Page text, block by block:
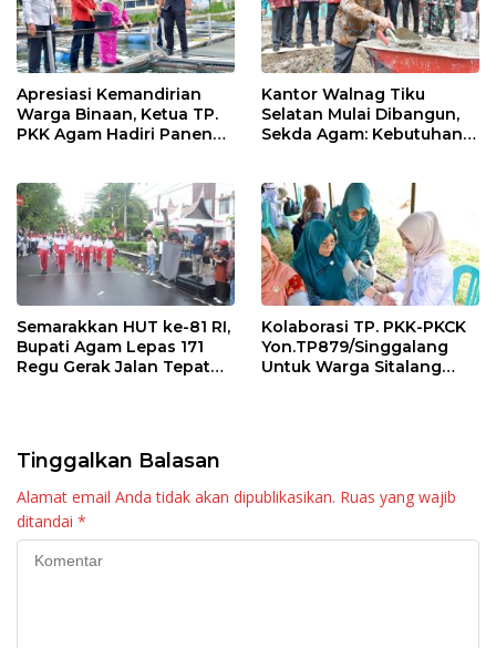
Apresiasi Kemandirian
Warga Binaan, Ketua TP.
PKK Agam Hadiri Panen
Kantor Walnag Tiku
Selatan Mulai Dibangun,
Sekda Agam: Kebutuhan
Semarakkan HUT ke-81 RI,
Bupati Agam Lepas 171
Regu Gerak Jalan Tepat
Kolaborasi TP. PKK-PKCK
Yon.TP879/Singgalang
Untuk Warga Sitalang
Tinggalkan Balasan
Alamat email Anda tidak akan dipublikasikan. Ruas yang wajib
ditandai *